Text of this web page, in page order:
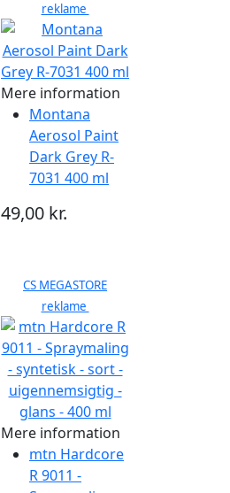
reklame
Mere information
Montana
Aerosol Paint
Dark Grey R-
7031 400 ml
49,00 kr.
CS MEGASTORE
reklame
Mere information
mtn Hardcore
R 9011 -